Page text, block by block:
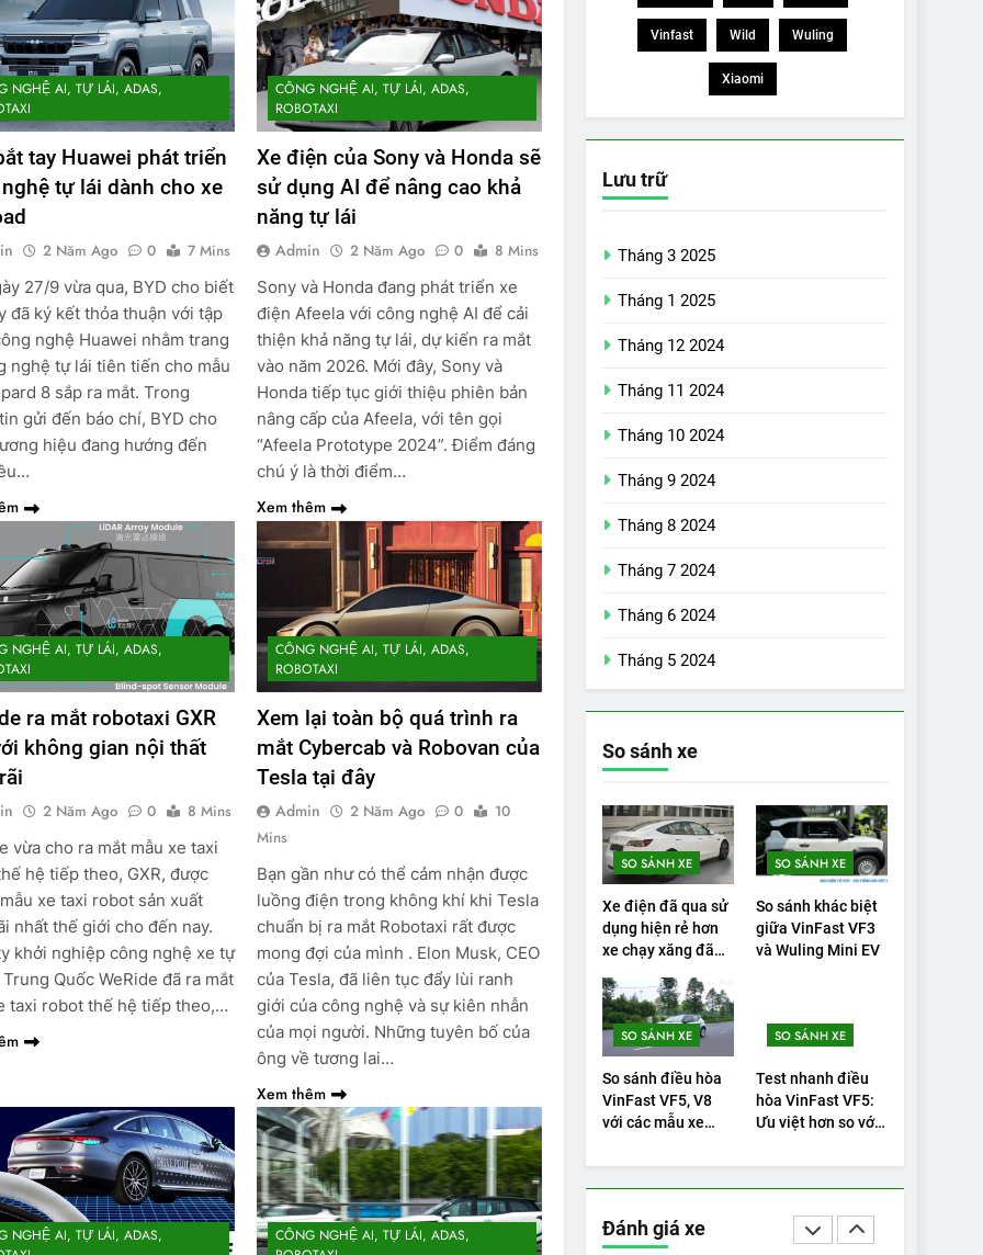
NGHỆ AI, TỰ LÁI, ADAS,
tay Huawei phát triển
tự lái dành cho xe
2 Năm Ago 0
7 Mins
27/9 vừa qua, BYD cho biết
đã ký kết thỏa thuận với tập
nghệ Huawei nhằm trang
nghệ tự lái tiên tiến cho mẫu
8 sắp ra mắt. Trong
gửi đến báo chí, BYD cho
hiệu đang hướng đến
CÔNG NGHỆ AI, TỰ LÁI, ADAS,
ROBOTAXI
Xe điện của Sony và Honda sẽ
sử dụng AI để nâng cao khả
năng tự lái
Admin 2 Năm Ago 0
8 Mins
Sony và Honda đang phát triển xe
điện Afeela với công nghệ AI để cải
thiện khả năng tự lái, dự kiến ra mắt
vào năm 2026. Mới đây, Sony và
Honda tiếp tục giới thiệu phiên bản
nâng cấp của Afeela, với tên gọi
“Afeela Prototype 2024”. Điểm đáng
chú ý là thời điểm…
Xem thêm
NGHỆ AI, TỰ LÁI, ADAS,
ra mắt robotaxi GXR
không gian nội thất
2 Năm Ago 0
8 Mins
vừa cho ra mắt mẫu xe taxi
hệ tiếp theo, GXR, được
xe taxi robot sản xuất
nhất thế giới cho đến nay.
khởi nghiệp công nghệ xe tự
Quốc WeRide đã ra mắt
taxi robot thế hệ tiếp theo,…
CÔNG NGHỆ AI, TỰ LÁI, ADAS,
ROBOTAXI
Xem lại toàn bộ quá trình ra
mắt Cybercab và Robovan của
Tesla tại đây
Admin 2 Năm Ago 0
10
Mins
Bạn gần như có thể cảm nhận được
luồng điện trong không khí khi Tesla
chuẩn bị ra mắt Robotaxi rất được
mong đợi của mình . Elon Musk, CEO
của Tesla, đã liên tục đẩy lùi ranh
giới của công nghệ và sự kiên nhẫn
của mọi người. Những tuyên bố của
ông về tương lai…
Xem thêm
NGHỆ AI, TỰ LÁI, ADAS,
CÔNG NGHỆ AI, TỰ LÁI, ADAS,
Vinfast Wild Wuling
Xiaomi
Lưu trữ
Tháng 3 2025
Tháng 1 2025
Tháng 12 2024
Tháng 11 2024
Tháng 10 2024
Tháng 9 2024
Tháng 8 2024
Tháng 7 2024
Tháng 6 2024
Tháng 5 2024
So sánh xe
SO SÁNH XE
Xe điện đã qua sử
dụng hiện rẻ hơn
xe chạy xăng đã
SO SÁNH XE
So sánh khác biệt
giữa VinFast VF3
và Wuling Mini EV
SO SÁNH XE
So sánh điều hòa
VinFast VF5, V8
với các mẫu xe
SO SÁNH XE
Test nhanh điều
hòa VinFast VF5:
Ưu việt hơn so với
Đánh giá xe
Những trải nghiệm
VinFast VF9 có gì
để cạnh tranh với
các xe xăng cùng
tầm giá?
ĐÁNH GIÁ XE
20
Đánh giá: Người
Hyundai Ioniq 5 N
2025 cho thấy đáng
để chờ đợi
ĐÁNH GIÁ XE
1
Xe tốt nhất để mua
năm 2025: Green
Car Reports nêu tên
ĐÁNH GIÁ XE
‘Wuling Bingo ồn,
không có trạm sạc,
nhưng vẫn bán